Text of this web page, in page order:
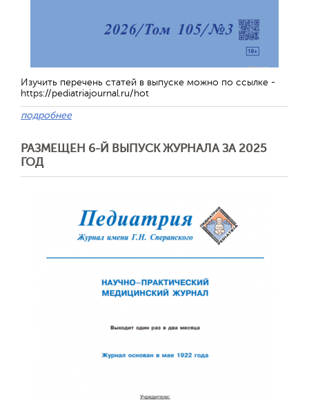
Изучить перечень статей в выпуске можно по ссылке -
https://pediatriajournal.ru/hot
подробнее
РАЗМЕЩЕН 6-Й ВЫПУСК ЖУРНАЛА ЗА 2025
ГОД